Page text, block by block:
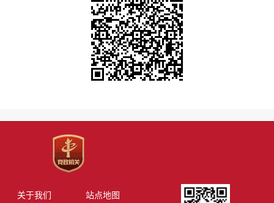
关于我们 站点地图